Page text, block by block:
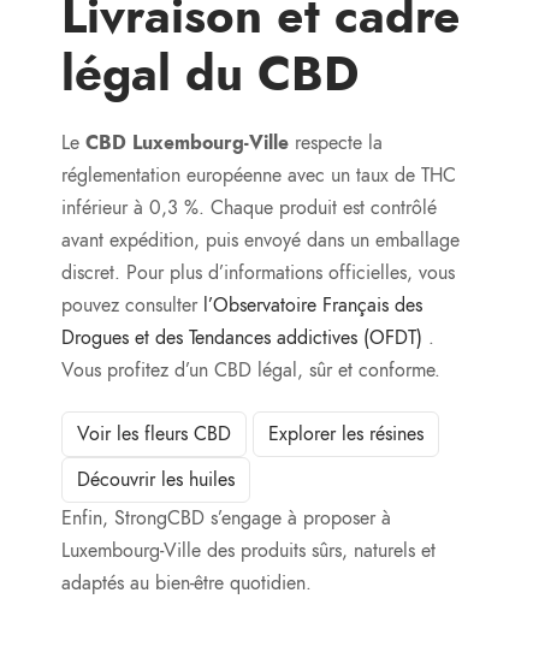
Livraison et cadre
légal du CBD
Le CBD Luxembourg-Ville respecte la
réglementation européenne avec un taux de THC
inférieur à 0,3 %. Chaque produit est contrôlé
avant expédition, puis envoyé dans un emballage
discret. Pour plus d’informations officielles, vous
pouvez consulter l’Observatoire Français des
Drogues et des Tendances addictives (OFDT) .
Vous profitez d’un CBD légal, sûr et conforme.
Voir les fleurs CBD
Explorer les résines
Découvrir les huiles
Enfin, StrongCBD s’engage à proposer à
Luxembourg-Ville des produits sûrs, naturels et
adaptés au bien-être quotidien.